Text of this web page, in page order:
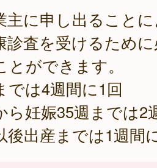
主に申し出ること
診査を受けるため
ができます。
では4週間に1回
ら妊娠35週までは2
後出産までは1週間